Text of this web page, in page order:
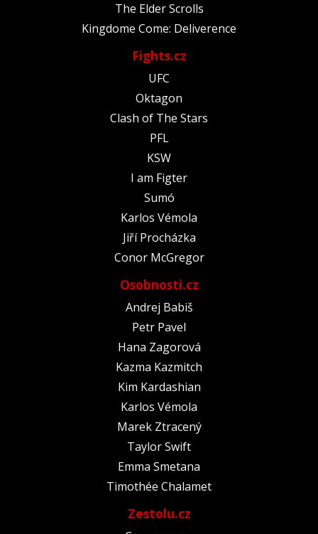
The Elder Scrolls
Kingdome Come: Deliverence
Fights.cz
UFC
Oktagon
Clash of The Stars
PFL
KSW
I am Figter
Sumó
Karlos Vémola
Jiří Procházka
Conor McGregor
Osobnosti.cz
Andrej Babiš
Petr Pavel
Hana Zagorová
Kazma Kazmitch
Kim Kardashian
Karlos Vémola
Marek Ztracený
Taylor Swift
Emma Smetana
Timothée Chalamet
Zestolu.cz